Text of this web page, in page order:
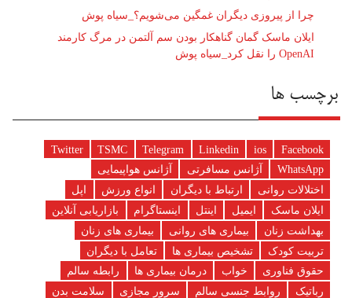
چرا از پیروزی دیگران غمگین می‌شویم؟_سیاه پوش
ایلان ماسک گمان گناهکار بودن سم آلتمن در مرگ کارمند
OpenAI را نقل کرد_سیاه پوش
برچسب ها
Facebook
ios
Linkedin
Telegram
TSMC
Twitter
WhatsApp
آژانس مسافرتی
آژانس هواپیمایی
اختلالات روانی
ارتباط با دیگران انواع ورزش
اپل
ایلان ماسک
ایمیل اینتل اینستاگرام
بازاریابی آنلاین
بهداشت زنان
بیماری های روانی
بیماری های زنان
تربیت کودک
تشخیص بیماری ها
تعامل با دیگران
حقوق فناوری
خواب درمان بیماری ها
رابطه سالم
رباتیک
روابط جنسی سالم سرور مجازی
سلامت بدن